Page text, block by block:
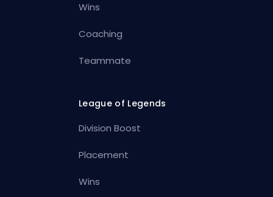
Wins
Coaching
Teammate
League of Legends
Division Boost
Placement
Wins